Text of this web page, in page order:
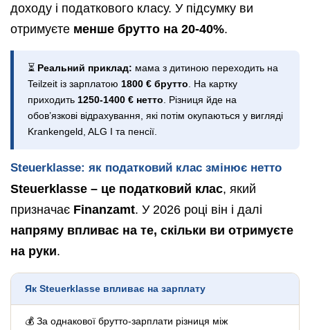
доходу і податкового класу. У підсумку ви
отримуєте менше брутто на 20-40%.
⏳ Реальний приклад: мама з дитиною переходить на
Teilzeit із зарплатою 1800 € брутто . На картку
приходить 1250-1400 € нетто . Різниця йде на
обов’язкові відрахування, які потім окупаються у вигляді
Krankengeld, ALG I та пенсії.
Steuerklasse: як податковий клас змінює нетто
Steuerklasse – це податковий клас, який
призначає Finanzamt. У 2026 році він і далі
напряму впливає на те, скільки ви отримуєте
на руки.
Як Steuerklasse впливає на зарплату
💰 За однакової брутто-зарплати різниця між